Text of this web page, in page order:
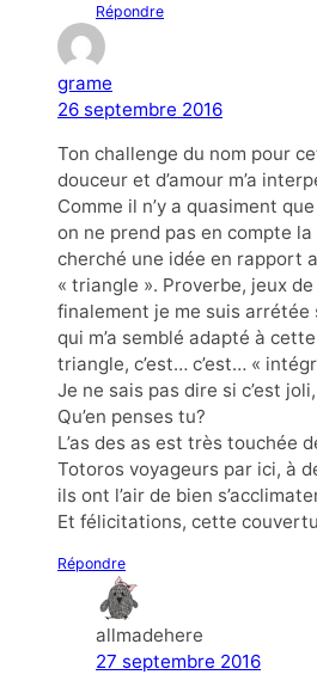
Répondre
grame
26 septembre 2016
Ton challenge du nom pour
douceur et d’amour m’a
Comme il n’y a quasiment
on ne prend pas en compte la
cherché une idée en rapport
« triangle ». Proverbe, jeux
finalement je me suis arrétée
qui m’a semblé adapté à
triangle, c’est… c’est… «
Je ne sais pas dire si c’est
Qu’en penses tu?
L’as des as est très touchée
Totoros voyageurs par ici, à
ils ont l’air de bien
Et félicitations, cette
Répondre
allmadehere
27 septembre 2016